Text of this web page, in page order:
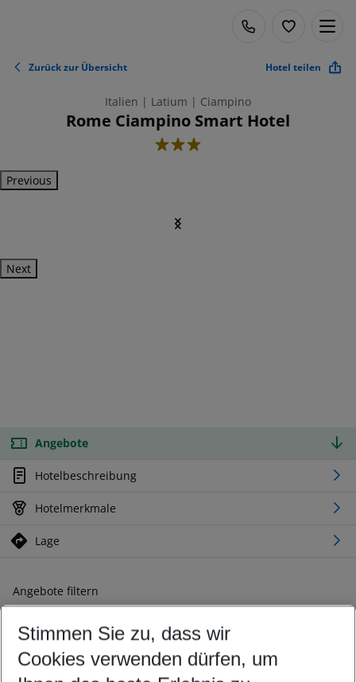
Zurück zur Übersicht Hotel teilen
Italien | Latium | Ciampino
Rome Ciampino Smart Hotel
3
Previous
Next
Angebote
Hotelbeschreibung
Hotelmerkmale
Lage
Angebote filtern
Ändern Sie Ihre Kriterien nach Ihren Wünschen
Abflughafen wählen
Beliebiger Abflughafen
Reisezeitraum wählen
Stimmen Sie zu, dass wir
Cookies verwenden dürfen, um